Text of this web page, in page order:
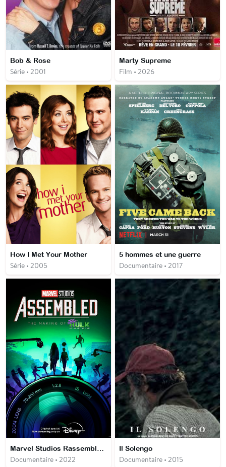
Bob & Rose
Série • 2001
Marty Supreme
Film • 2026
How I Met Your Mother
Série • 2005
5 hommes et une guerre
Documentaire • 2017
Marvel Studios Rassemblement : Le making-of de She Hulk
Documentaire • 2022
Il Solengo
Documentaire • 2015